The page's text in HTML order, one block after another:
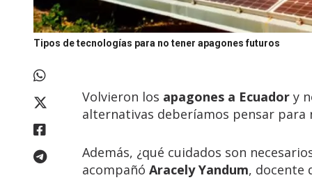
Tipos de tecnologías para no tener apagones futuros
Volvieron los apagones a Ecuador y
alternativas deberíamos pensar
Además, ¿qué cuidados son
acompañó Aracely Yandum, docente